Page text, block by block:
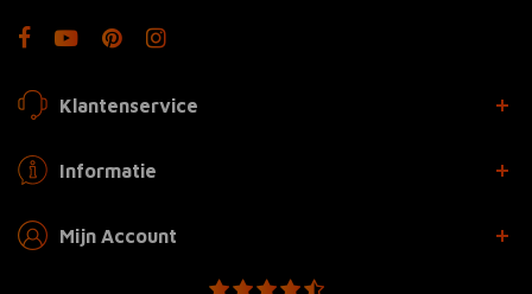
Klantenservice
Informatie
Mijn Account